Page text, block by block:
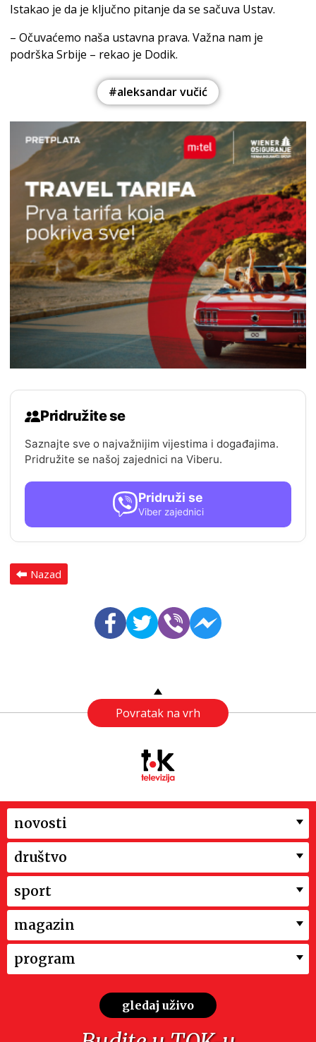
Istakao je da je ključno pitanje da se sačuva Ustav.
– Očuvaćemo naša ustavna prava. Važna nam je
podrška Srbije – rekao je Dodik.
#aleksandar vučić
Pridružite se
Saznajte sve o najvažnijim vijestima i događajima.
Pridružite se našoj zajednici na Viberu.
Pridruži se
Viber zajednici
Nazad
Povratak na vrh
novosti
društvo
sport
magazin
program
gledaj uživo